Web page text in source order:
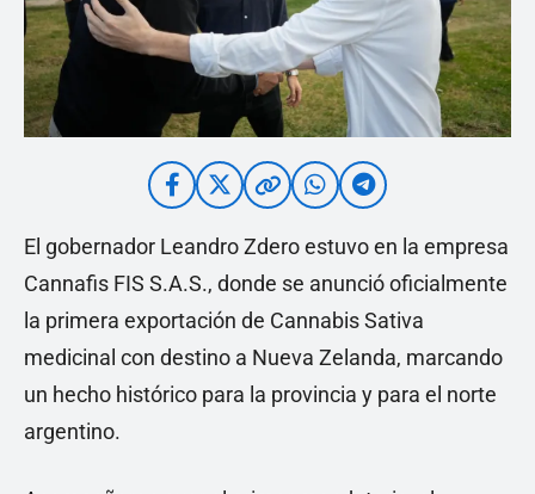
El gobernador Leandro Zdero estuvo en la empresa
Cannafis FIS S.A.S., donde se anunció oficialmente
la primera exportación de Cannabis Sativa
medicinal con destino a Nueva Zelanda, marcando
un hecho histórico para la provincia y para el norte
argentino.